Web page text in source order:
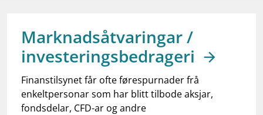
dashboardInformasjon for investorer
notifications_noneAbonner på nyhetsvarsel
Marknadsåtvaringar /
investeringsbedrageri
Finanstilsynet får ofte førespurnader frå
enkeltpersonar som har blitt tilbode aksjar,
fondsdelar, CFD-ar og andre